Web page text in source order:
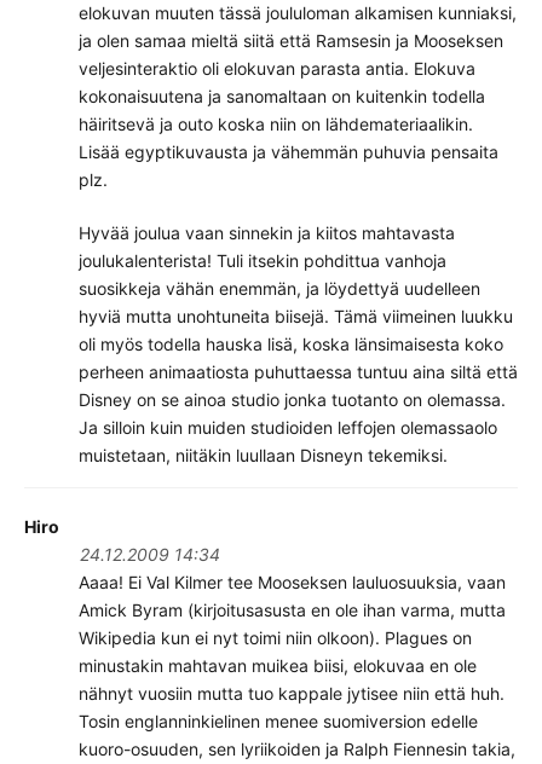
elokuvan muuten tässä joululoman alkamisen kunniaksi,
ja olen samaa mieltä siitä että Ramsesin ja Mooseksen
veljesinteraktio oli elokuvan parasta antia. Elokuva
kokonaisuutena ja sanomaltaan on kuitenkin todella
häiritsevä ja outo koska niin on lähdemateriaalikin.
Lisää egyptikuvausta ja vähemmän puhuvia pensaita
plz.
Hyvää joulua vaan sinnekin ja kiitos mahtavasta
joulukalenterista! Tuli itsekin pohdittua vanhoja
suosikkeja vähän enemmän, ja löydettyä uudelleen
hyviä mutta unohtuneita biisejä. Tämä viimeinen luukku
oli myös todella hauska lisä, koska länsimaisesta koko
perheen animaatiosta puhuttaessa tuntuu aina siltä että
Disney on se ainoa studio jonka tuotanto on olemassa.
Ja silloin kuin muiden studioiden leffojen olemassaolo
muistetaan, niitäkin luullaan Disneyn tekemiksi.
Hiro
24.12.2009 14:34
Aaaa! Ei Val Kilmer tee Mooseksen lauluosuuksia, vaan
Amick Byram (kirjoitusasusta en ole ihan varma, mutta
Wikipedia kun ei nyt toimi niin olkoon). Plagues on
minustakin mahtavan muikea biisi, elokuvaa en ole
nähnyt vuosiin mutta tuo kappale jytisee niin että huh.
Tosin englanninkielinen menee suomiversion edelle
kuoro-osuuden, sen lyriikoiden ja Ralph Fiennesin takia,